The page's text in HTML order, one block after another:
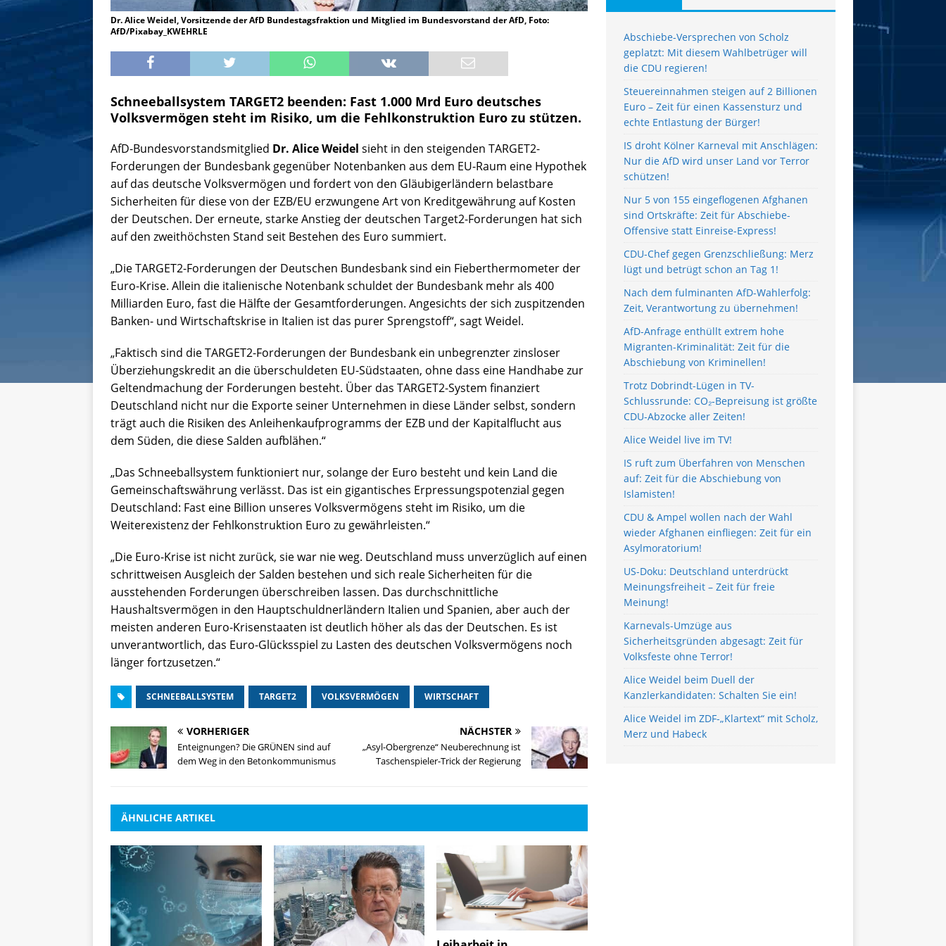
Dr. Alice Weidel, Vorsitzende der AfD Bundestagsfraktion und Mitglied im Bundesvorstand der AfD, Foto:
AfD/Pixabay_KWEHRLE
Schneeballsystem TARGET2 beenden: Fast 1.000 Mrd Euro deutsches
Volksvermögen steht im Risiko, um die Fehlkonstruktion Euro zu stützen.
AfD-Bundesvorstandsmitglied Dr. Alice Weidel sieht in den steigenden TARGET2-
Forderungen der Bundesbank gegenüber Notenbanken aus dem EU-Raum eine Hypothek
auf das deutsche Volksvermögen und fordert von den Gläubigerländern belastbare
Sicherheiten für diese von der EZB/EU erzwungene Art von Kreditgewährung auf Kosten
der Deutschen. Der erneute, starke Anstieg der deutschen Target2-Forderungen hat sich
auf den zweithöchsten Stand seit Bestehen des Euro summiert.
„Die TARGET2-Forderungen der Deutschen Bundesbank sind ein Fieberthermometer der
Euro-Krise. Allein die italienische Notenbank schuldet der Bundesbank mehr als 400
Milliarden Euro, fast die Hälfte der Gesamtforderungen. Angesichts der sich zuspitzenden
Banken- und Wirtschaftskrise in Italien ist das purer Sprengstoff“, sagt Weidel.
„Faktisch sind die TARGET2-Forderungen der Bundesbank ein unbegrenzter zinsloser
Überziehungskredit an die überschuldeten EU-Südstaaten, ohne dass eine Handhabe zur
Geltendmachung der Forderungen besteht. Über das TARGET2-System finanziert
Deutschland nicht nur die Exporte seiner Unternehmen in diese Länder selbst, sondern
trägt auch die Risiken des Anleihenkaufprogramms der EZB und der Kapitalflucht aus
dem Süden, die diese Salden aufblähen.“
„Das Schneeballsystem funktioniert nur, solange der Euro besteht und kein Land die
Gemeinschaftswährung verlässt. Das ist ein gigantisches Erpressungspotenzial gegen
Deutschland: Fast eine Billion unseres Volksvermögens steht im Risiko, um die
Weiterexistenz der Fehlkonstruktion Euro zu gewährleisten.“
„Die Euro-Krise ist nicht zurück, sie war nie weg. Deutschland muss unverzüglich auf einen
schrittweisen Ausgleich der Salden bestehen und sich reale Sicherheiten für die
ausstehenden Forderungen überschreiben lassen. Das durchschnittliche
Haushaltsvermögen in den Hauptschuldnerländern Italien und Spanien, aber auch der
meisten anderen Euro-Krisenstaaten ist deutlich höher als das der Deutschen. Es ist
unverantwortlich, das Euro-Glücksspiel zu Lasten des deutschen Volksvermögens noch
länger fortzusetzen.“
SCHNEEBALLSYSTEM TARGET2 VOLKSVERMÖGEN WIRTSCHAFT
VORHERIGER
Enteignungen? Die GRÜNEN sind auf
dem Weg in den Betonkommunismus
NÄCHSTER
„Asyl-Obergrenze“ Neuberechnung ist
Taschenspieler-Trick der Regierung
ÄHNLICHE ARTIKEL
Abschiebe-Versprechen von Scholz
geplatzt: Mit diesem Wahlbetrüger will
die CDU regieren!
Steuereinnahmen steigen auf 2 Billionen
Euro – Zeit für einen Kassensturz und
echte Entlastung der Bürger!
IS droht Kölner Karneval mit Anschlägen:
Nur die AfD wird unser Land vor Terror
schützen!
Nur 5 von 155 eingeflogenen Afghanen
sind Ortskräfte: Zeit für Abschiebe-
Offensive statt Einreise-Express!
CDU-Chef gegen Grenzschließung: Merz
lügt und betrügt schon an Tag 1!
Nach dem fulminanten AfD-Wahlerfolg:
Zeit, Verantwortung zu übernehmen!
AfD-Anfrage enthüllt extrem hohe
Migranten-Kriminalität: Zeit für die
Abschiebung von Kriminellen!
Trotz Dobrindt-Lügen in TV-
Schlussrunde: CO₂-Bepreisung ist größte
CDU-Abzocke aller Zeiten!
Alice Weidel live im TV!
IS ruft zum Überfahren von Menschen
auf: Zeit für die Abschiebung von
Islamisten!
CDU & Ampel wollen nach der Wahl
wieder Afghanen einfliegen: Zeit für ein
Asylmoratorium!
US-Doku: Deutschland unterdrückt
Meinungsfreiheit – Zeit für freie
Meinung!
Karnevals-Umzüge aus
Sicherheitsgründen abgesagt: Zeit für
Volksfeste ohne Terror!
Alice Weidel beim Duell der
Kanzlerkandidaten: Schalten Sie ein!
Alice Weidel im ZDF-„Klartext“ mit Scholz,
Merz und Habeck